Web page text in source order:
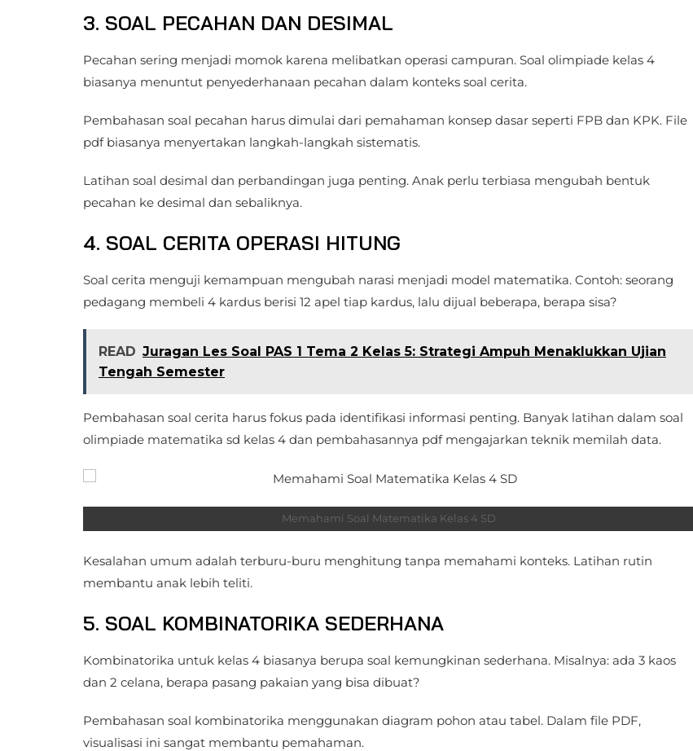
3. SOAL PECAHAN DAN DESIMAL
Pecahan sering menjadi momok karena melibatkan operasi campuran. Soal olimpiade kelas 4
biasanya menuntut penyederhanaan pecahan dalam konteks soal cerita.
Pembahasan soal pecahan harus dimulai dari pemahaman konsep dasar seperti FPB dan KPK. File
pdf biasanya menyertakan langkah-langkah sistematis.
Latihan soal desimal dan perbandingan juga penting. Anak perlu terbiasa mengubah bentuk
pecahan ke desimal dan sebaliknya.
4. SOAL CERITA OPERASI HITUNG
Soal cerita menguji kemampuan mengubah narasi menjadi model matematika. Contoh: seorang
pedagang membeli 4 kardus berisi 12 apel tiap kardus, lalu dijual beberapa, berapa sisa?
READ Juragan Les Soal PAS 1 Tema 2 Kelas 5: Strategi Ampuh Menaklukkan Ujian
Tengah Semester
Pembahasan soal cerita harus fokus pada identifikasi informasi penting. Banyak latihan dalam soal
olimpiade matematika sd kelas 4 dan pembahasannya pdf mengajarkan teknik memilah data.
Memahami Soal Matematika Kelas 4 SD
Kesalahan umum adalah terburu-buru menghitung tanpa memahami konteks. Latihan rutin
membantu anak lebih teliti.
5. SOAL KOMBINATORIKA SEDERHANA
Kombinatorika untuk kelas 4 biasanya berupa soal kemungkinan sederhana. Misalnya: ada 3 kaos
dan 2 celana, berapa pasang pakaian yang bisa dibuat?
Pembahasan soal kombinatorika menggunakan diagram pohon atau tabel. Dalam file PDF,
visualisasi ini sangat membantu pemahaman.